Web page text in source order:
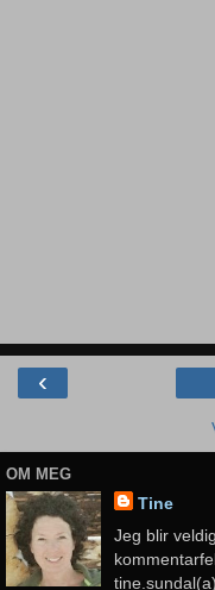
‹
OM MEG
Tine
Jeg blir